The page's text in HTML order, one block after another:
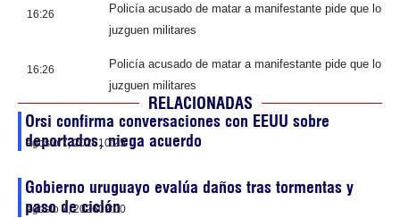
16:26
Policía acusado de matar a manifestante pide que lo
juzguen militares
16:26
Policía acusado de matar a manifestante pide que lo
juzguen militares
RELACIONADAS
Orsi confirma conversaciones con EEUU sobre
deportados, niega acuerdo
agosto 7, 202610:25
Gobierno uruguayo evalúa daños tras tormentas y
paso de ciclón
agosto 7, 202609:00